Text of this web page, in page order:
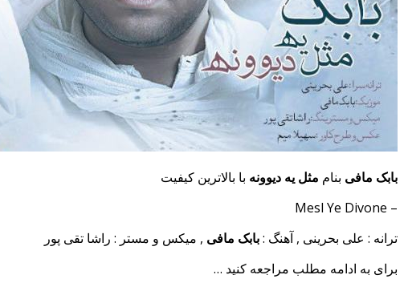
بابک مافی بنام مثل یه دیوونه با بالاترین کیفیت
– Mesl Ye Divone
ترانه : علی بحرینی , آهنگ :بابک مافی , میکس و مستر : راشا تقی پور
برای به ادامه مطلب مراجعه کنید …